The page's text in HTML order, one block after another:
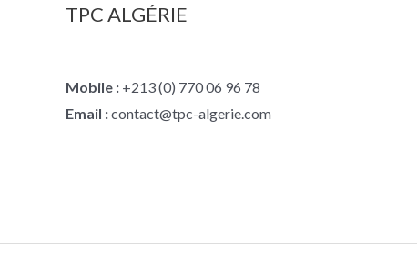
TPC ALGÉRIE
Mobile : +213 (0) 770 06 96 78
Email :contact@tpc-algerie.com